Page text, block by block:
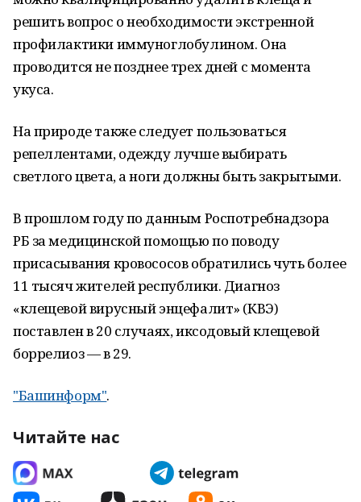
решить вопрос о необходимости экстренной
профилактики иммуноглобулином. Она
проводится не позднее трех дней с момента
укуса.
На природе также следует пользоваться
репеллентами, одежду лучше выбирать
светлого цвета, а ноги должны быть закрытыми.
В прошлом году по данным Роспотребнадзора
РБ за медицинской помощью по поводу
присасывания кровососов обратились чуть более
11 тысяч жителей республики. Диагноз
«клещевой вирусный энцефалит» (КВЭ)
поставлен в 20 случаях, иксодовый клещевой
боррелиоз — в 29.
"Башинформ".
Читайте нас